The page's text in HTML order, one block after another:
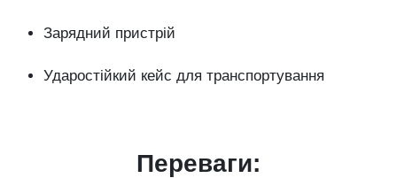
Зарядний пристрій
Ударостійкий кейс для транспортування
Переваги: